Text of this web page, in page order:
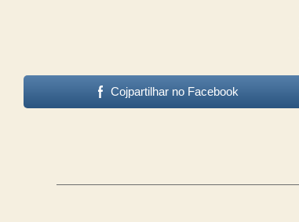
Cojpartilhar no Facebook